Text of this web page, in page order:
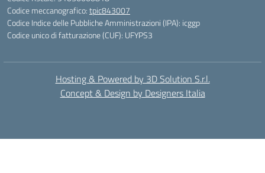
Codice meccanografico:tpic843007
Codice Indice delle Pubbliche Amministrazioni (IPA): icggp
Codice unico di fatturazione (CUF): UFYPS3
Hosting & Powered by 3D Solution S.r.l.
Concept & Design by Designers Italia